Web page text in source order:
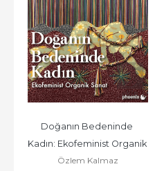
Doğanın Bedeninde
Kadın: Ekofeminist Organik
Sanat
Özlem Kalmaz